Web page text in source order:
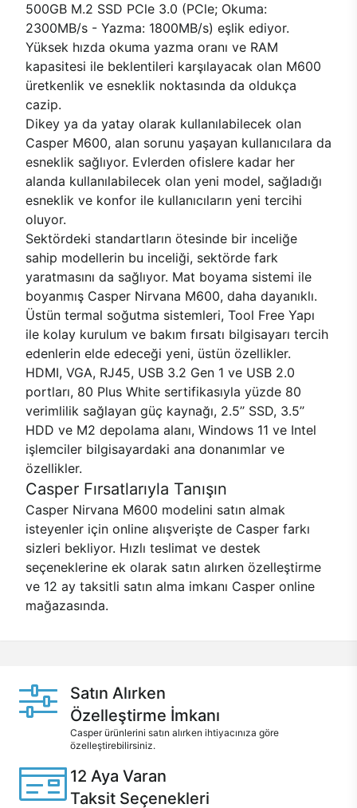
500GB M.2 SSD PCle 3.0 (PCle; Okuma:
2300MB/s - Yazma: 1800MB/s) eşlik ediyor.
Yüksek hızda okuma yazma oranı ve RAM
kapasitesi ile beklentileri karşılayacak olan M600
üretkenlik ve esneklik noktasında da oldukça
cazip.
Dikey ya da yatay olarak kullanılabilecek olan
Casper M600, alan sorunu yaşayan kullanıcılara da
esneklik sağlıyor. Evlerden ofislere kadar her
alanda kullanılabilecek olan yeni model, sağladığı
esneklik ve konfor ile kullanıcıların yeni tercihi
oluyor.
Sektördeki standartların ötesinde bir inceliğe
sahip modellerin bu inceliği, sektörde fark
yaratmasını da sağlıyor. Mat boyama sistemi ile
boyanmış Casper Nirvana M600, daha dayanıklı.
Üstün termal soğutma sistemleri, Tool Free Yapı
ile kolay kurulum ve bakım fırsatı bilgisayarı tercih
edenlerin elde edeceği yeni, üstün özellikler.
HDMI, VGA, RJ45, USB 3.2 Gen 1 ve USB 2.0
portları, 80 Plus White sertifikasıyla yüzde 80
verimlilik sağlayan güç kaynağı, 2.5’’ SSD, 3.5’’
HDD ve M2 depolama alanı, Windows 11 ve Intel
işlemciler bilgisayardaki ana donanımlar ve
özellikler.
Casper Fırsatlarıyla Tanışın
Casper Nirvana M600 modelini satın almak
isteyenler için online alışverişte de Casper farkı
sizleri bekliyor. Hızlı teslimat ve destek
seçeneklerine ek olarak satın alırken özelleştirme
ve 12 ay taksitli satın alma imkanı Casper online
mağazasında.
Satın Alırken
Özelleştirme İmkanı
Casper ürünlerini satın alırken ihtiyacınıza göre
özelleştirebilirsiniz.
12 Aya Varan
Taksit Seçenekleri